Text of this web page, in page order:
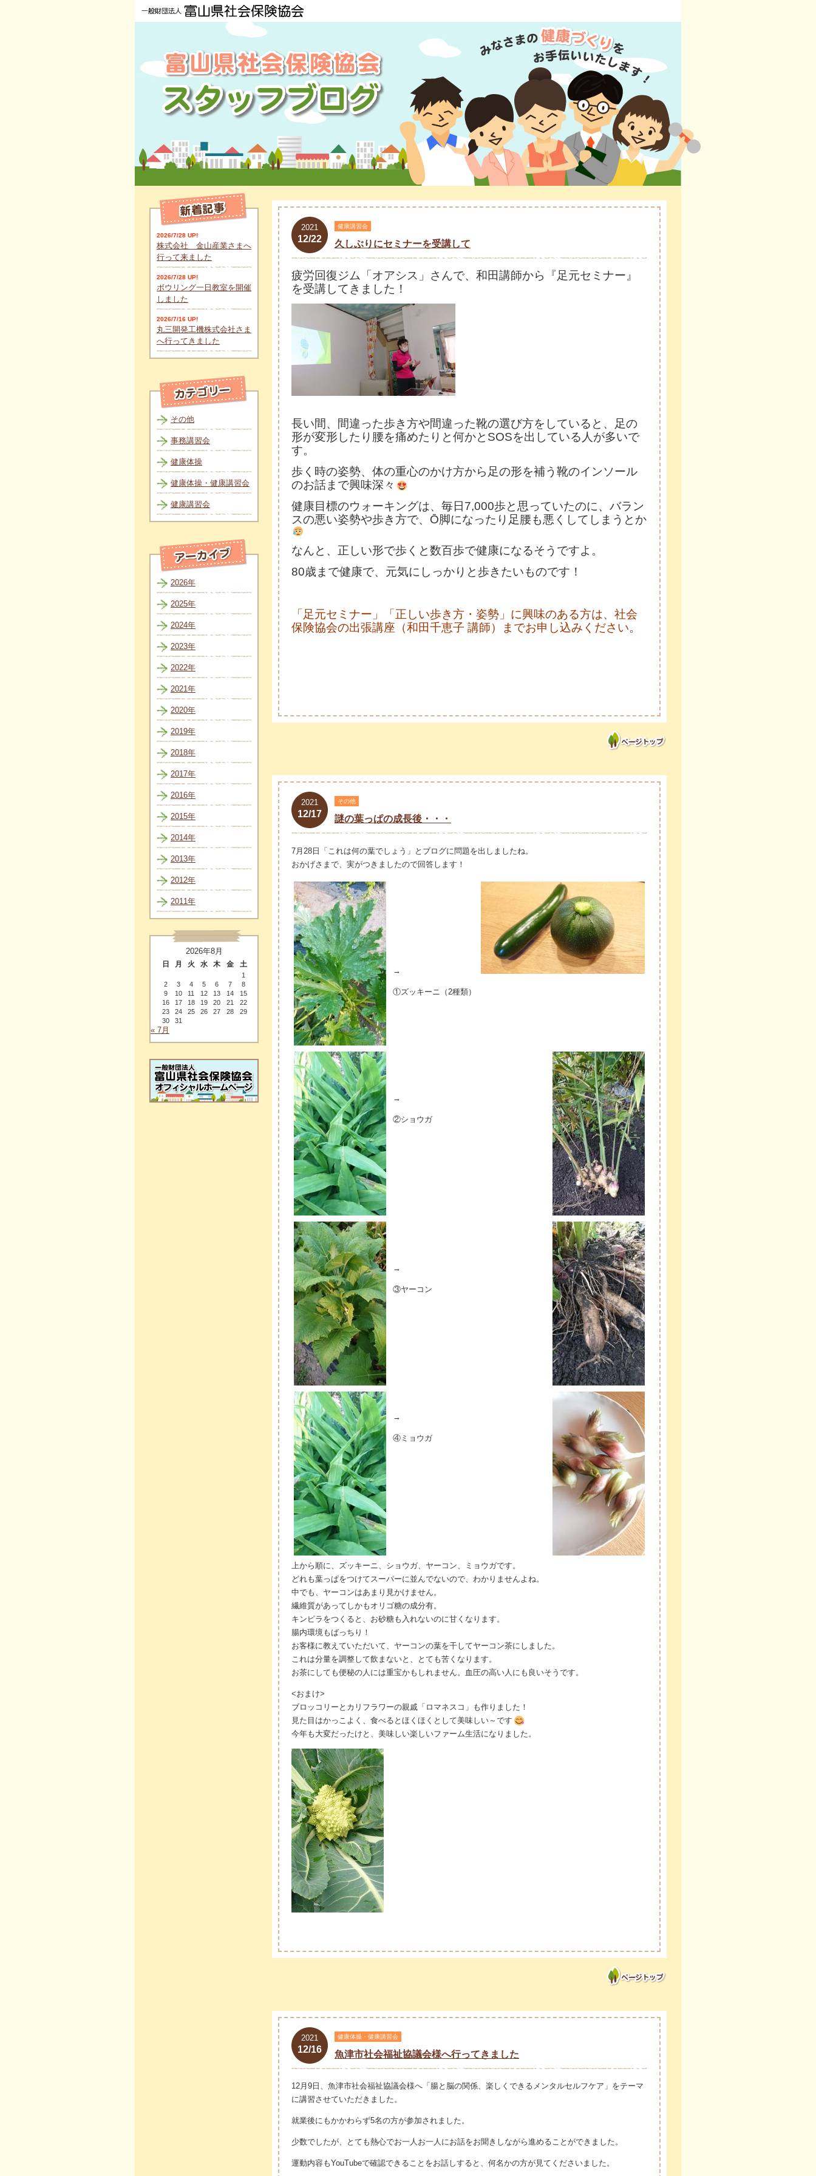
2021
12/22
健康講習会
久しぶりにセミナーを受講して
疲労回復ジム「オアシス」さんで、和田講師から『足元セミナー』
を受講してきました！
長い間、間違った歩き方や間違った靴の選び方をしていると、足の
形が変形したり腰を痛めたりと何かとSOSを出している人が多いで
す。
歩く時の姿勢、体の重心のかけ方から足の形を補う靴のインソール
のお話まで興味深々
健康目標のウォーキングは、毎日7,000歩と思っていたのに、バラン
スの悪い姿勢や歩き方で、Ō脚になったり足腰も悪くしてしまうとか
なんと、正しい形で歩くと数百歩で健康になるそうですよ。
80歳まで健康で、元気にしっかりと歩きたいものです！
「足元セミナー」「正しい歩き方・姿勢」に興味のある方は、社会
保険協会の出張講座（和田千恵子 講師）までお申し込みください。
2021
12/17
その他
謎の葉っぱの成長後・・・
7月28日「これは何の葉でしょう」とブログに問題を出しましたね。
おかげさまで、実がつきましたので回答します！
→
①ズッキーニ（2種類）
→
②ショウガ
→
③ヤーコン
→
④ミョウガ
上から順に、ズッキーニ、ショウガ、ヤーコン、ミョウガです。
どれも葉っぱをつけてスーパーに並んでないので、わかりませんよね。
中でも、ヤーコンはあまり見かけません。
繊維質があってしかもオリゴ糖の成分有。
キンピラをつくると、お砂糖も入れないのに甘くなります。
腸内環境もばっちり！
お客様に教えていただいて、ヤーコンの葉を干してヤーコン茶にしました。
これは分量を調整して飲まないと、とても苦くなります。
お茶にしても便秘の人には重宝かもしれません。血圧の高い人にも良いそうです。
<おまけ>
ブロッコリーとカリフラワーの親戚「ロマネスコ」も作りました！
見た目はかっこよく、食べるとほくほくとして美味しい～です
今年も大変だったけと、美味しい楽しいファーム生活になりました。
2021
12/16
健康体操・健康講習会
魚津市社会福祉協議会様へ行ってきました
12月9日、魚津市社会福祉協議会様へ「腸と脳の関係、楽しくできるメンタルセルフケア」をテーマ
に講習させていただきました。
就業後にもかかわらず5名の方が参加されました。
少数でしたが、とても熱心でお一人お一人にお話をお聞きしながら進めることができました。
運動内容もYouTubeで確認できることをお話しすると、何名かの方が見てくださいました。
2026/7/28 UP!
株式会社 金山産業さまへ
行って来ました
2026/7/28 UP!
ボウリング一日教室を開催
しました
2026/7/16 UP!
丸三開発工機株式会社さま
へ行ってきました
その他
事務講習会
健康体操
健康体操・健康講習会
健康講習会
2026年
2025年
2024年
2023年
2022年
2021年
2020年
2019年
2018年
2017年
2016年
2015年
2014年
2013年
2012年
2011年
2026年8月
日 月 火 水 木 金 土
1
2
3 4 5 6 7
8
9
10 11 12 13 14
15
16
17 18 19 20 21
22
23
24 25 26 27 28
29
30
31
« 7月